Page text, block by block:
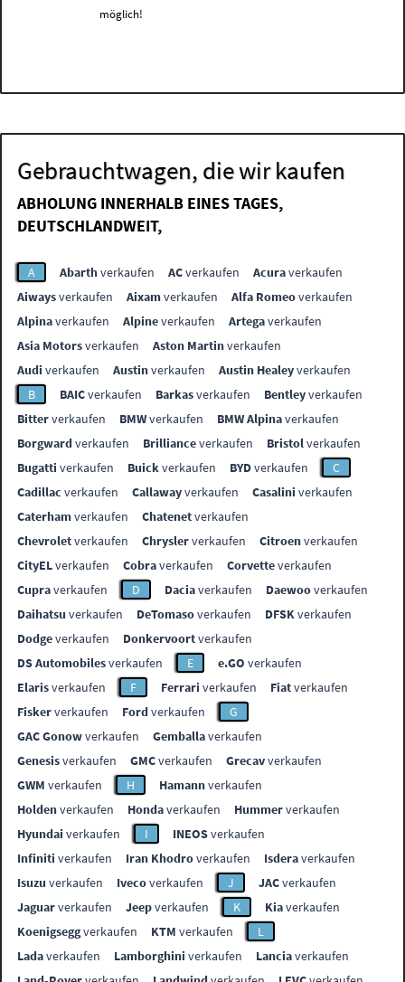
möglich!
Gebrauchtwagen, die wir kaufen
ABHOLUNG INNERHALB EINES TAGES,
DEUTSCHLANDWEIT,
A Abarthverkaufen ACverkaufen Acuraverkaufen
Aiwaysverkaufen Aixamverkaufen Alfa Romeoverkaufen
Alpinaverkaufen Alpineverkaufen Artegaverkaufen
Asia Motorsverkaufen Aston Martinverkaufen
Audi verkaufen Austinverkaufen Austin Healeyverkaufen
B
BAICverkaufen Barkasverkaufen Bentleyverkaufen
Bitterverkaufen BMWverkaufen BMW Alpinaverkaufen
Borgwardverkaufen Brillianceverkaufen Bristolverkaufen
Bugatti verkaufen Buickverkaufen BYDverkaufen
C
Cadillac verkaufen Callawayverkaufen Casalini verkaufen
Caterhamverkaufen Chatenetverkaufen
Chevroletverkaufen Chryslerverkaufen Citroenverkaufen
CityELverkaufen Cobraverkaufen Corvetteverkaufen
Cupraverkaufen D Daciaverkaufen Daewooverkaufen
Daihatsu verkaufen DeTomasoverkaufen DFSKverkaufen
Dodgeverkaufen Donkervoortverkaufen
DS Automobilesverkaufen E e.GO verkaufen
Elarisverkaufen F Ferrari verkaufen Fiatverkaufen
Fiskerverkaufen Fordverkaufen
G
GAC Gonowverkaufen Gemballaverkaufen
Genesisverkaufen GMCverkaufen Grecavverkaufen
GWM verkaufen H Hamannverkaufen
Holdenverkaufen Hondaverkaufen Hummerverkaufen
Hyundai verkaufen I INEOSverkaufen
Infiniti verkaufen Iran Khodroverkaufen Isderaverkaufen
Isuzu verkaufen Ivecoverkaufen J JACverkaufen
Jaguarverkaufen Jeepverkaufen K Kiaverkaufen
Koenigseggverkaufen KTM verkaufen
L
Ladaverkaufen Lamborghini verkaufen Lanciaverkaufen